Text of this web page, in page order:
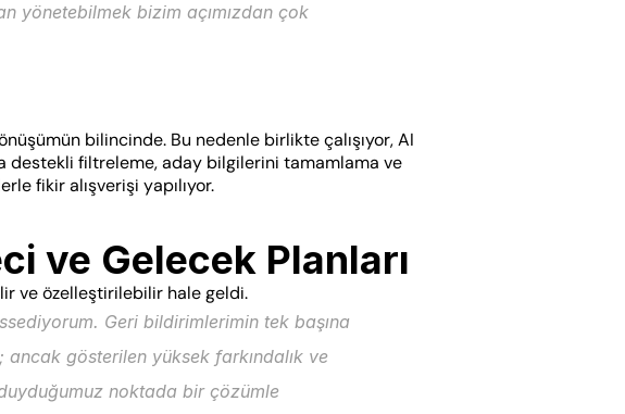
yönetebilmek bizim açımızdan çok
bilincinde. Bu nedenle birlikte çalışıyor, AI
destekli filtreleme, aday bilgilerini tamamlama ve
fikir alışverişi yapılıyor.
ve Gelecek Planları
ve özelleştirilebilir hale geldi.
Geri bildirimlerimin tek başına
gösterilen yüksek farkındalık ve
noktada bir çözümle